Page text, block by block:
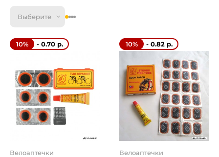
Выберите
10% - 0.70 р.
Велоаптечки
10% - 0.82 р.
Велоаптечки